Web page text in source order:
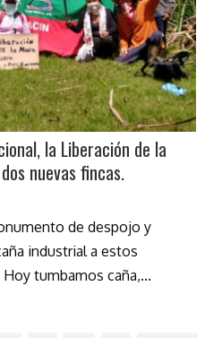
la Liberación de la
nuevas fincas.
de despojo y
industrial a estos
tumbamos caña,...